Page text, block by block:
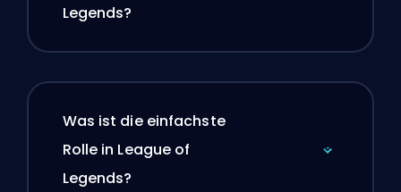
Legends?
Was ist die einfachste
Rolle in League of
Legends?